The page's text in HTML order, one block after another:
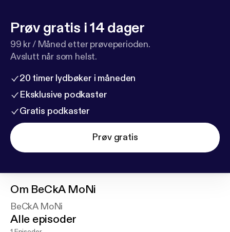
Prøv gratis i 14 dager
99 kr / Måned etter prøveperioden.
Avslutt når som helst.
20 timer lydbøker i måneden
Eksklusive podkaster
Gratis podkaster
Prøv gratis
Om BeCkA MoNi
BeCkA MoNi
Alle episoder